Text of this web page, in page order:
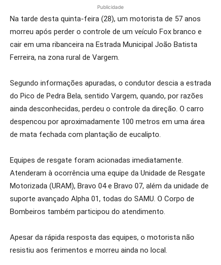
Publicidade
Na tarde desta quinta-feira (28), um motorista de 57 anos
morreu após perder o controle de um veículo Fox branco e
cair em uma ribanceira na Estrada Municipal João Batista
Ferreira, na zona rural de Vargem.
Segundo informações apuradas, o condutor descia a estrada
do Pico de Pedra Bela, sentido Vargem, quando, por razões
ainda desconhecidas, perdeu o controle da direção. O carro
despencou por aproximadamente 100 metros em uma área
de mata fechada com plantação de eucalipto.
Equipes de resgate foram acionadas imediatamente.
Atenderam à ocorrência uma equipe da Unidade de Resgate
Motorizada (URAM), Bravo 04 e Bravo 07, além da unidade de
suporte avançado Alpha 01, todas do SAMU. O Corpo de
Bombeiros também participou do atendimento.
Apesar da rápida resposta das equipes, o motorista não
resistiu aos ferimentos e morreu ainda no local.